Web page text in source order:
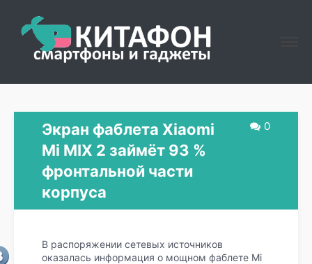
0
Экран фаблета Xiaomi
Mi MIX 2 займёт 93 %
фронтальной части
корпуса
В распоряжении сетевых источников
оказалась информация о мощном фаблете Mi